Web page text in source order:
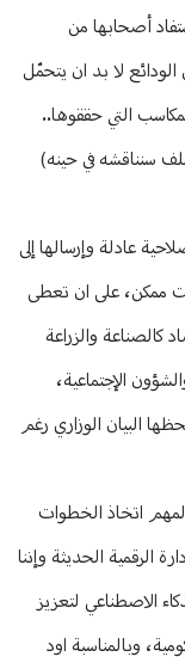
أصحابها من
الودائع لا بد ان يتحمّل
التي حققوها..
سنناقشه في حينه)
عادلة وإرسالها إلى
وقت ممكن، على ان تعطى
كالصناعة والزراعة
الإجتماعية،
البيان الوزاري رغم
اتخاذ الخطوات
الرقمية الحديثة وإننا
الاصطناعي لتعزيز
وبالمناسبة اود